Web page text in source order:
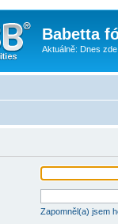
Babetta
Aktuálně: Dnes
Zapomněl(a) jsem